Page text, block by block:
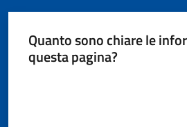
Quanto sono chiare le
questa pagina?